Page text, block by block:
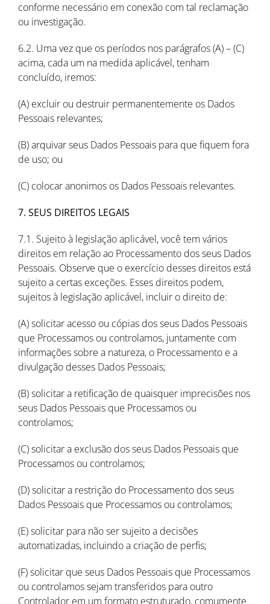
conforme necessário em conexão com tal reclamação
ou investigação.
6.2. Uma vez que os períodos nos parágrafos (A) – (C)
acima, cada um na medida aplicável, tenham
concluído, iremos:
(A) excluir ou destruir permanentemente os Dados
Pessoais relevantes;
(B) arquivar seus Dados Pessoais para que fiquem fora
de uso; ou
(C) colocar anonimos os Dados Pessoais relevantes.
7. SEUS DIREITOS LEGAIS
7.1. Sujeito à legislação aplicável, você tem vários
direitos em relação ao Processamento dos seus Dados
Pessoais. Observe que o exercício desses direitos está
sujeito a certas exceções. Esses direitos podem,
sujeitos à legislação aplicável, incluir o direito de:
(A) solicitar acesso ou cópias dos seus Dados Pessoais
que Processamos ou controlamos, juntamente com
informações sobre a natureza, o Processamento e a
divulgação desses Dados Pessoais;
(B) solicitar a retificação de quaisquer imprecisões nos
seus Dados Pessoais que Processamos ou
controlamos;
(C) solicitar a exclusão dos seus Dados Pessoais que
Processamos ou controlamos;
(D) solicitar a restrição do Processamento dos seus
Dados Pessoais que Processamos ou controlamos;
(E) solicitar para não ser sujeito a decisões
automatizadas, incluindo a criação de perfis;
(F) solicitar que seus Dados Pessoais que Processamos
ou controlamos sejam transferidos para outro
Controlador em um formato estruturado, comumente